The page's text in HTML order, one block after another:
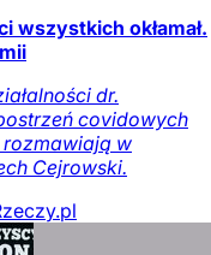
wszystkich okłamał.
dr.
covidowych
rozmawiają w
Cejrowski.